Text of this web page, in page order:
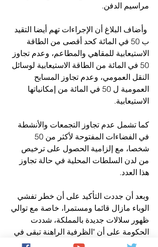
مراسيم الدفن.
وأضاف البلاغ أن الإجراءات تهم أيضا التقيد
ب 50 في المائة كحد أقصى من الطاقة
الاستيعابية للمقاهي والمطاعم، وعدم تجاوز
50 في المائة من الطاقة الاستيعابية لوسائل
النقل العمومي، وعدم تجاوز المسابح
العمومية ل 50 في المائة من إمكانياتها
الاستيعابية.
كما تشمل عدم تجاوز التجمعات والأنشطة
شخصا، مع إلزامية الحصول على ترخيص
من لدن السلطات المحلية في حالة تجاوز
هذا العدد.
وبعد أن جددت التأكيد على أن خطر تفشي
الوباء مازال قائما ومستمرا، خاصة مع توالي
ظهور سلالات جديدة بالمملكة، شددت
الحكومة على أن "الظرفية الراهنة تبقى في
حاجة إلى التقيد الصارم بكل توجيهات